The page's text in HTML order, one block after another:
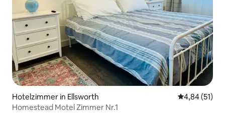
Hotelzimmer in Ellsworth
4,84 (51)
Homestead Motel Zimmer Nr.1